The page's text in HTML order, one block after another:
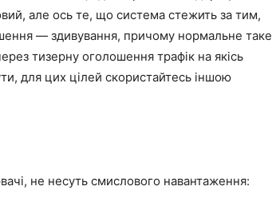
але ось те, що система стежить за тим,
— здивування, причому нормальне таке
тизерну оголошення трафік на якісь
для цих цілей скористайтесь іншою
не несуть смислового навантаження: